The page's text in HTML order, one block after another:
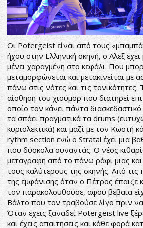
Οι Potergeist είναι από τους
ήχου στην Ελληνική σκηνή, ο Αλεξ
μένει χαραγμένη στο κεφάλι. Που
μεταμορφώνεται και μετακινείται με
πάνω στις νότες και τις τονικότητες.
αίσθηση του χιούμορ που διατηρεί
οποίο τον κάνει πάντα
τα σπάει πραγματικά τα drums
κυριολεκτικά) και μαζί με τον Κωστή
rythm section ενώ ο Stratal έχει μια
που δύσκολα συναντάς. Ο νέος
μεταγραφή από το πάνω ράφι μιας και
τους καλύτερους της σκηνής. Από τις
της εμφάνισης όταν ο Πέτρος έπαιζε
τον παρακολουθούσε, αφού βέβαια
Βάλτο που τον τραβούσε λίγο πριν να
Όταν έχεις ξαναδεί Potergeist live
και έχεις απαιτήσεις και κάθε φορά